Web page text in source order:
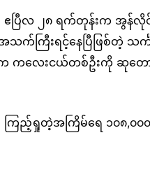
၊ ဧပြီလ ၂၈ ရက်တုန်းက အွန်လို
သက်ကြီးရင့်နေပြီဖြစ်တဲ့ သင်္
က ကလေးငယ်တစ်ဦးကို ဆုတော
ည့်ရှုတဲ့အကြိမ်ရေ ၁၀၈,၀၀၀